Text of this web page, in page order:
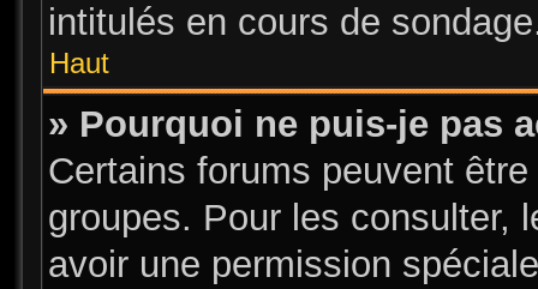
intitulés en cours de
Haut
» Pourquoi ne puis-je pas
Certains forums peuvent
groupes. Pour les consulter,
avoir une permission